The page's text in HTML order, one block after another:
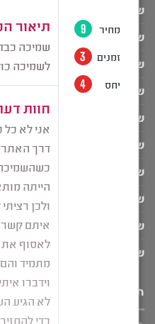
שלים - שמיכת כתפיים
שמיכה כבדה זוגית
שמיכה כבדה יחיד
שמיכה כבדה לגיל ה-3
שמיכה כבדה לחורף
שמיכה כבדה לילדים
שמיכה כבדה למבוגרים
שמיכה כבדה לקיץ
שמיכה כבדה לתינוק
שמיכת כובד בהתאמה אישית
תגיות מוצר